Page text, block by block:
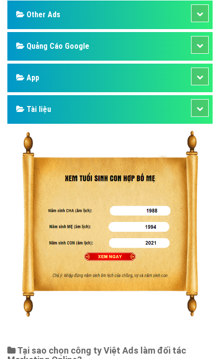
Other Ads
Quảng Cáo Google
App
Tài liệu
Tại sao chọn công ty Việt Ads làm đối tác